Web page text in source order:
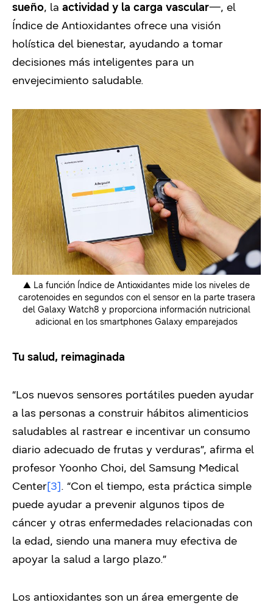
sueño, la actividad y la carga vascular—, el
Índice de Antioxidantes ofrece una visión
holística del bienestar, ayudando a tomar
decisiones más inteligentes para un
envejecimiento saludable.
▲ La función Índice de Antioxidantes mide los niveles de
carotenoides en segundos con el sensor en la parte trasera
del Galaxy Watch8 y proporciona información nutricional
adicional en los smartphones Galaxy emparejados
Tu salud, reimaginada
“Los nuevos sensores portátiles pueden ayudar
a las personas a construir hábitos alimenticios
saludables al rastrear e incentivar un consumo
diario adecuado de frutas y verduras”, afirma el
profesor Yoonho Choi, del Samsung Medical
Center[3]. “Con el tiempo, esta práctica simple
puede ayudar a prevenir algunos tipos de
cáncer y otras enfermedades relacionadas con
la edad, siendo una manera muy efectiva de
apoyar la salud a largo plazo.”
Los antioxidantes son un área emergente de